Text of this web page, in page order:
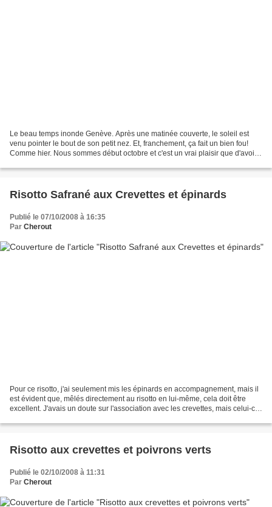
Le beau temps inonde Genève. Après une matinée couverte, le soleil est
venu pointer le bout de son petit nez. Et, franchement, ça fait un bien fou!
Comme hier. Nous sommes début octobre et c'est un vrai plaisir que d'avoir
Risotto Safrané aux Crevettes et épinards
Publié le 07/10/2008 à 16:35
Par Cherout
Pour ce risotto, j'ai seulement mis les épinards en accompagnement, mais il
est évident que, mêlés directement au risotto en lui-même, cela doit être
excellent. J'avais un doute sur l'association avec les crevettes, mais celui-ci
Risotto aux crevettes et poivrons verts
Publié le 02/10/2008 à 11:31
Par Cherout